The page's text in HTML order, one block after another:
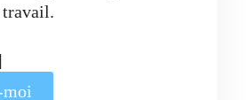
moi